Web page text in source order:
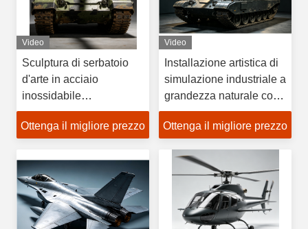
Video
Sculptura di serbatoio
d'arte in acciaio
inossidabile
personalizzata con
display paesaggistico
resistente alla
corrosione
Ottenga il migliore prezzo
Video
Installazione artistica di
simulazione industriale a
grandezza naturale con
scala di simulazione 1:1,
design personalizzati e
agenti atmosferici
Ottenga il migliore prezzo